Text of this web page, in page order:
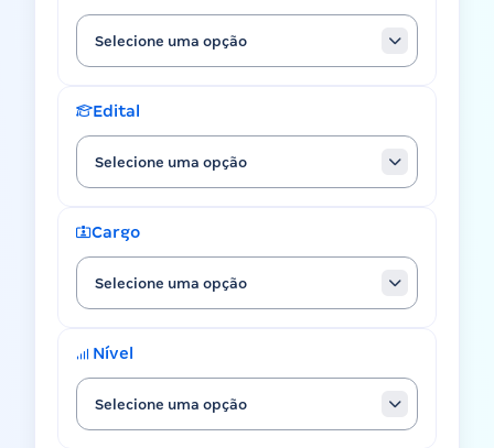
Selecione uma opção
Edital
Selecione uma opção
Cargo
Selecione uma opção
Nível
Selecione uma opção